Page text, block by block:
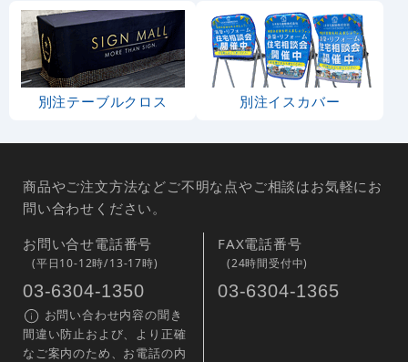
別注テーブルクロス 別注イスカバー
商品やご注文方法などご不明な点やご相談はお気軽にお
問い合わせください。
お問い合せ電話番号
(平日10-12時/13-17時)
03-6304-1350
お問い合わせ内容の聞き
間違い防止および、より正確
なご案内のため、お電話の内
FAX電話番号
(24時間受付中)
03-6304-1365